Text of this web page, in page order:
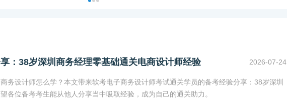
：38岁深圳商务经理零基础通关电商设计师经验 2026-07-24
务设计师怎么学？本文带来软考电子商务设计师考试通关学员的备考经验分享：38岁深圳
各位备考考生能从他人分享当中吸取经验，成为自己的通关助力。